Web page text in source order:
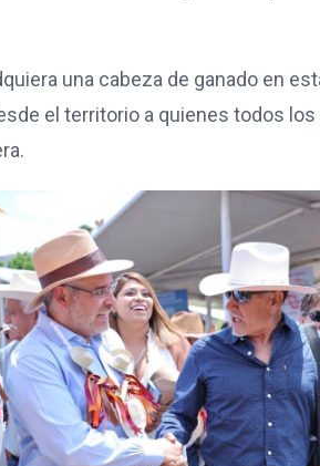
una cabeza de ganado en
el territorio a quienes todos los